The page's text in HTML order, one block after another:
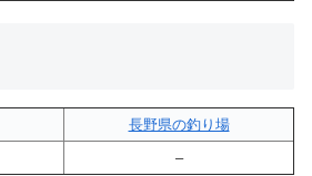
長野県の釣り場
–